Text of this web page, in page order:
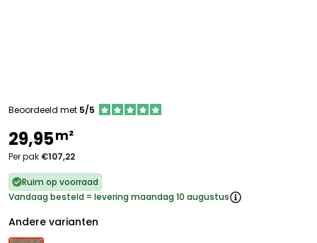
Beoordeeld met 5/5
29,95m²
Per pak €107,22
Ruim op voorraad
Vandaag besteld = levering maandag 10 augustus
Andere varianten